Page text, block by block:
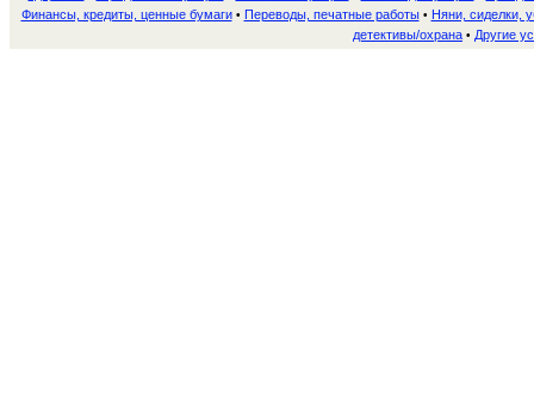
Финансы, кредиты, ценные бумаги• Переводы, печатные работы• Няни, сиделки,
детективы/охрана • Другие